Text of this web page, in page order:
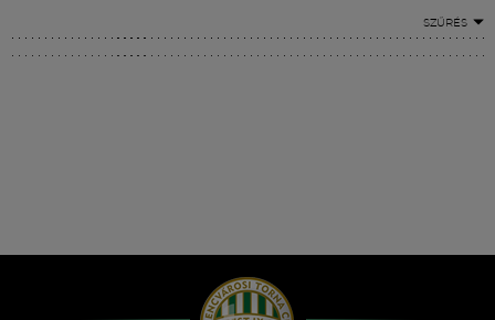
SZŰRÉS
Hírek